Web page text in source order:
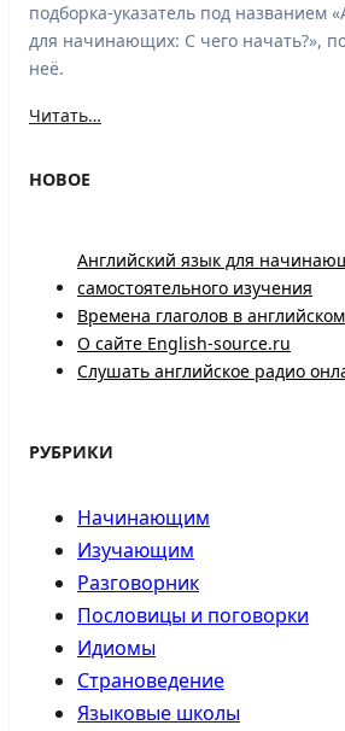
подборка-указатель под названием
для начинающих: С чего начать?»,
неё.
Читать…
НОВОЕ
Английский язык для
самостоятельного изучения
Времена глаголов в
О сайте English-source.ru
Слушать английское радио
РУБРИКИ
Начинающим
Изучающим
Разговорник
Пословицы и поговорки
Идиомы
Страноведение
Языковые школы